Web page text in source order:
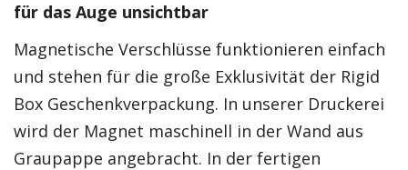
für das Auge unsichtbar
Magnetische Verschlüsse funktionieren einfach
und stehen für die große Exklusivität der Rigid
Box Geschenkverpackung. In unserer Druckerei
wird der Magnet maschinell in der Wand aus
Graupappe angebracht. In der fertigen